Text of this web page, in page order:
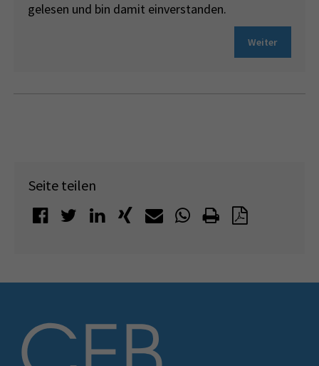
gelesen und bin damit einverstanden.
Weiter
Seite teilen